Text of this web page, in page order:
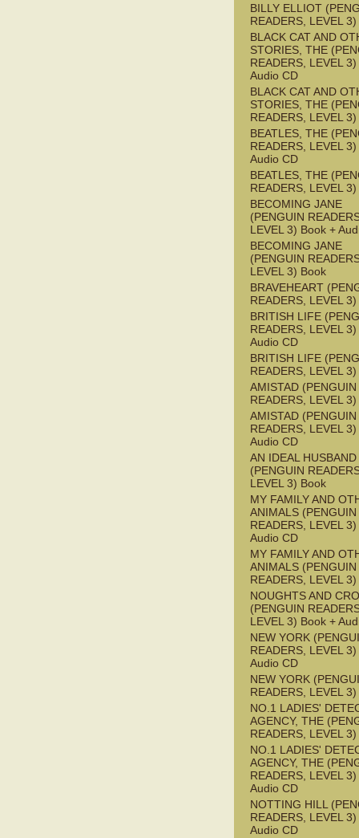
BILLY ELLIOT
READERS, LEVEL
BLACK CAT AND
STORIES, THE
READERS, LEVEL
Audio CD
BLACK CAT AND
STORIES, THE
READERS, LEVEL
BEATLES, THE
READERS, LEVEL
Audio CD
BEATLES, THE
READERS, LEVEL
BECOMING JANE
(PENGUIN
LEVEL 3) Book +
BECOMING JANE
(PENGUIN
LEVEL 3) Book
BRAVEHEART
READERS, LEVEL
BRITISH LIFE
READERS, LEVEL
Audio CD
BRITISH LIFE
READERS, LEVEL
AMISTAD (PENGUIN
READERS, LEVEL
AMISTAD (PENGUIN
READERS, LEVEL
Audio CD
AN IDEAL HUSBAND
(PENGUIN
LEVEL 3) Book
MY FAMILY AND
ANIMALS (PENGUIN
READERS, LEVEL
Audio CD
MY FAMILY AND
ANIMALS (PENGUIN
READERS, LEVEL
NOUGHTS AND
(PENGUIN
LEVEL 3) Book +
NEW YORK
READERS, LEVEL
Audio CD
NEW YORK
READERS, LEVEL
NO.1 LADIES'
AGENCY, THE
READERS, LEVEL
NO.1 LADIES'
AGENCY, THE
READERS, LEVEL
Audio CD
NOTTING HILL
READERS, LEVEL
Audio CD